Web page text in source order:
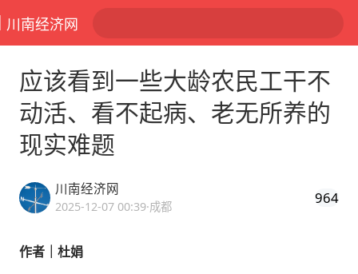
川南经济网
应该看到一些大龄农民工干不
动活、看不起病、老无所养的
现实难题
川南经济网
2025-12-07 00:39·成都 964
作者｜杜娟